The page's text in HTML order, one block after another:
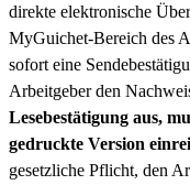
direkte elektronische
MyGuichet-Bereich des
sofort eine
Arbeitgeber den
Lesebestätigung aus,
gedruckte Version
gesetzliche Pflicht, den